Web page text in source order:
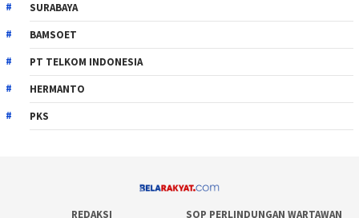
SURABAYA
BAMSOET
PT TELKOM INDONESIA
HERMANTO
PKS
REDAKSI SOP PERLINDUNGAN WARTAWAN